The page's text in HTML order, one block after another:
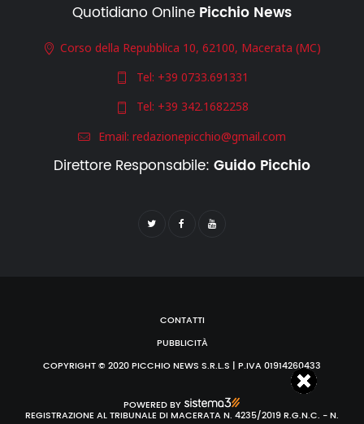
Quotidiano Online Picchio News
Corso della Repubblica 10, 62100, Macerata (MC)
Tel: +39 0733.691331
Tel: +39 342.1682258
Email: redazionepicchio@gmail.com
Direttore Responsabile: Guido Picchio
CONTATTI
PUBBLICITÀ
COPYRIGHT © 2020 PICCHIO NEWS S.R.L.S | P.IVA 01914260433
POWERED BY
REGISTRAZIONE AL TRIBUNALE DI MACERATA N. 4235/2019 R.G.N.C. - N.